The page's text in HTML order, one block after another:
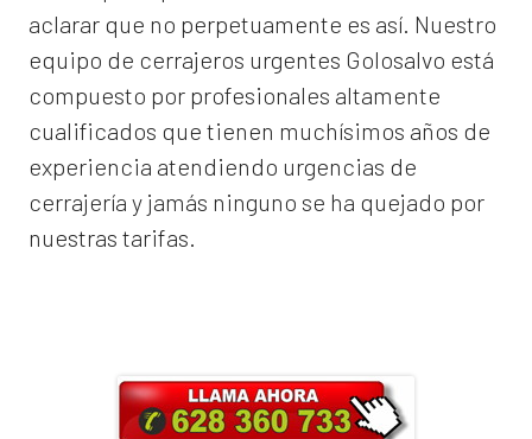
aclarar que no perpetuamente es así. Nuestro
equipo de cerrajeros urgentes Golosalvo está
compuesto por profesionales altamente
cualificados que tienen muchísimos años de
experiencia atendiendo urgencias de
cerrajería y jamás ninguno se ha quejado por
nuestras tarifas.